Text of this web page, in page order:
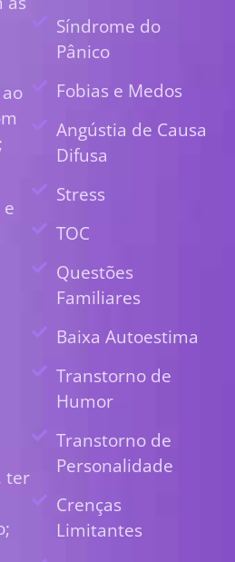
ter
Síndrome do
Pânico
Fobias e Medos
Angústia de Causa
Difusa
Stress
TOC
Questões
Familiares
Baixa Autoestima
Transtorno de
Humor
Transtorno de
Personalidade
Crenças
Limitantes